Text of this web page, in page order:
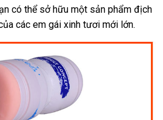
chọn
Hiệu
Lazada
có thể sở hữu một sản phẩm địch
địa
chỉ
các em gái xinh tươi mới lớn.